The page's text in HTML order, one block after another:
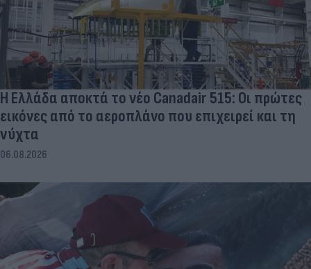
Η Ελλάδα αποκτά το νέο Canadair 515: Οι πρώτες
εικόνες από το αεροπλάνο που επιχειρεί και τη
νύχτα
06.08.2026